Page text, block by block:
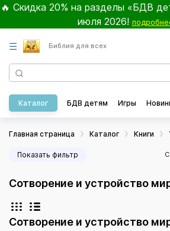
🔥 Скидка 20% на разделы «БДВ
июля 2026!
☰ Библия для всех
Каталог БДВ детям Игры
Главная страница Каталог Книги
Показать фильтр
Сотворение и устройство
Сотворение и устройство